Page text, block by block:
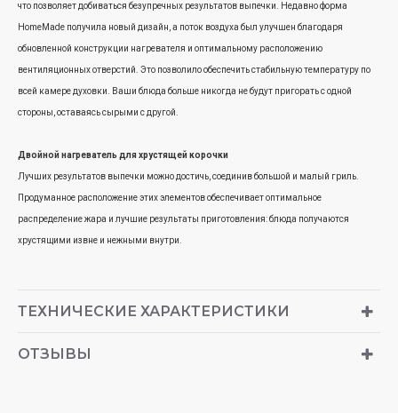
что позволяет добиваться безупречных результатов выпечки. Недавно форма
HomeMade получила новый дизайн, а поток воздуха был улучшен благодаря
обновленной конструкции нагревателя и оптимальному расположению
вентиляционных отверстий. Это позволило обеспечить стабильную температуру по
всей камере духовки. Ваши блюда больше никогда не будут пригорать с одной
стороны, оставаясь сырыми с другой.
Двойной нагреватель для хрустящей корочки
Лучших результатов выпечки можно достичь, соединив большой и малый гриль.
Продуманное расположение этих элементов обеспечивает оптимальное
распределение жара и лучшие результаты приготовления: блюда получаются
хрустящими извне и нежными внутри.
ТЕХНИЧЕСКИЕ ХАРАКТЕРИСТИКИ
ОТЗЫВЫ